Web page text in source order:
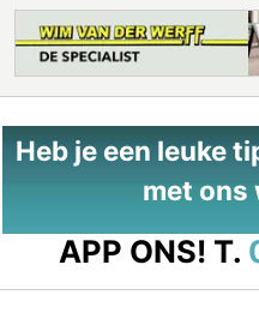
Heb je een leuke
met ons
APP ONS! T.